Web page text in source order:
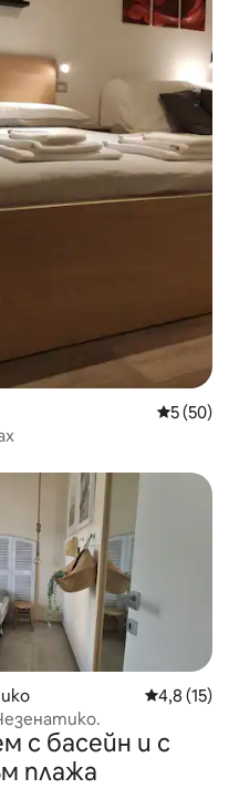
Средна
5 (50)
Средна
4,8 (15)
с басейн и с
плажа